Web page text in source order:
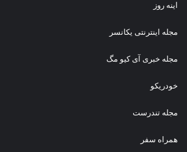
اینه روز
مجله اینترنتی یکانسر
مجله خبری آی کیو مگ
خودریکو
مجله‌ تندرست
همراه سفر